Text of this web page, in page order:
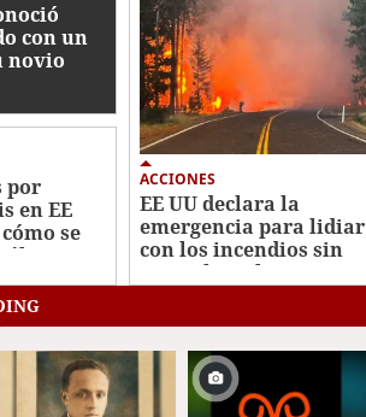
con un
novio
"Me
por
en EE
se
son
ACCIONES
EE UU declara la
emergencia para lidiar
con los incendios sin
control en el noroeste